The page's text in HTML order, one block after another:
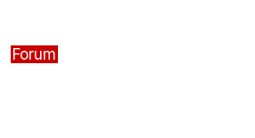
Forum